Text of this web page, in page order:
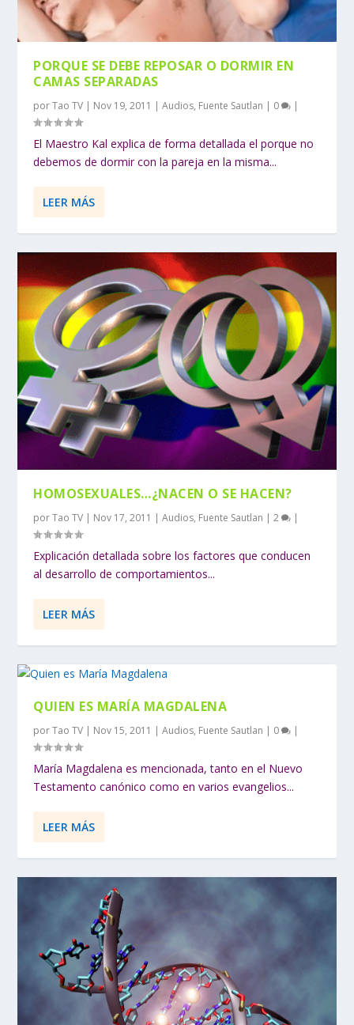
PORQUE SE DEBE REPOSAR O DORMIR EN
CAMAS SEPARADAS
porTao TV | Nov 19, 2011 |Audios, Fuente Sautlan | 0 |
El Maestro Kal explica de forma detallada el porque no
debemos de dormir con la pareja en la misma...
LEER MÁS
HOMOSEXUALES…¿NACEN O SE HACEN?
porTao TV | Nov 17, 2011 |Audios, Fuente Sautlan |2 |
Explicación detallada sobre los factores que conducen
al desarrollo de comportamientos...
LEER MÁS
QUIEN ES MARÍA MAGDALENA
porTao TV | Nov 15, 2011 |Audios, Fuente Sautlan | 0 |
María Magdalena es mencionada, tanto en el Nuevo
Testamento canónico como en varios evangelios...
LEER MÁS